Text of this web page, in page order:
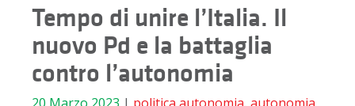
Tempo di unire l’Italia. Il
nuovo Pd e la battaglia
contro l’autonomia